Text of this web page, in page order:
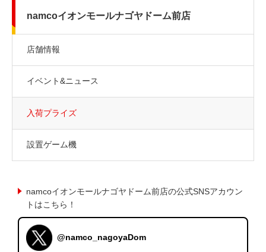
namcoイオンモールナゴヤドーム前店
店舗情報
イベント&ニュース
入荷プライズ
設置ゲーム機
namcoイオンモールナゴヤドーム前店の公式SNSアカウン
トはこちら！
@namco_nagoyaDom